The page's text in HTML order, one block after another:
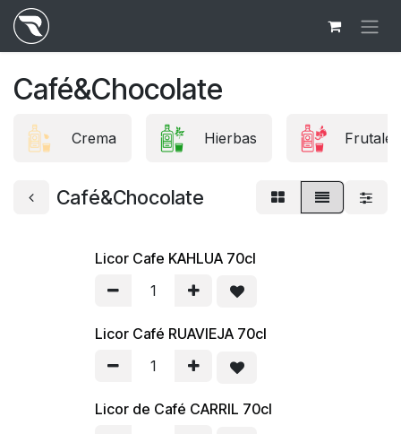
Ir al contenido
Café&Chocolate
Crema Hierbas Frutales
Café&Chocolate
Licor Cafe KAHLUA 70cl
Licor Café RUAVIEJA 70cl
Licor de Café CARRIL 70cl